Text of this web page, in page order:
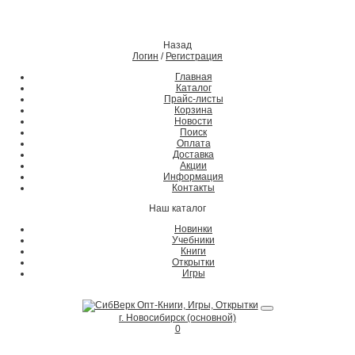
Назад
Логин / Регистрация
Главная
Каталог
Прайс-листы
Корзина
Новости
Поиск
Оплата
Доставка
Акции
Информация
Контакты
Наш каталог
Новинки
Учебники
Книги
Открытки
Игры
г. Новосибирск (основной)
0